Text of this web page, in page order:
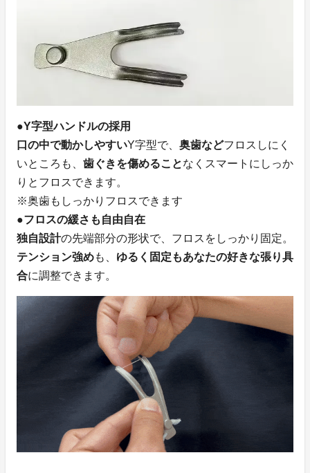
●Y字型ハンドルの採用
口の中で動かしやすいY字型で、 奥歯などフロスしにく
いところも、 歯ぐきを傷めることなくスマートにしっか
りとフロスできます。
※奥歯もしっかりフロスできます
●フロスの緩さも自由自在
独自設計の先端部分の形状で、フロスをしっかり固定。
テンション強めも、 ゆるく固定もあなたの好きな張り具
合に調整できます。